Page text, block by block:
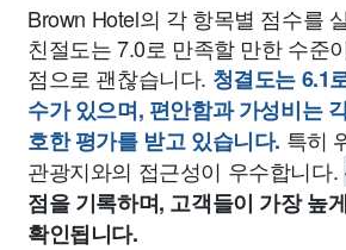
Brown Hotel의 각 항목별 점수를
친절도는 7.0로 만족할 만한 수준
점으로 괜찮습니다. 청결도는 6.1
수가 있으며, 편안함과 가성비는
호한 평가를 받고 있습니다. 특히
관광지와의 접근성이 우수합니다.
점을 기록하며, 고객들이 가장 높
확인됩니다.